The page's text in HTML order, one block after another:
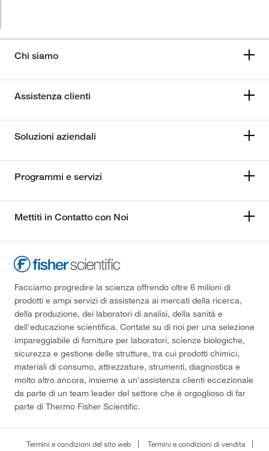
Chi siamo
Assistenza clienti
Soluzioni aziendali
Programmi e servizi
Mettiti in Contatto con Noi
Facciamo progredire la scienza offrendo oltre 6 milioni di
prodotti e ampi servizi di assistenza ai mercati della ricerca,
della produzione, dei laboratori di analisi, della sanità e
dell'educazione scientifica. Contate su di noi per una selezione
impareggiabile di forniture per laboratori, scienze biologiche,
sicurezza e gestione delle strutture, tra cui prodotti chimici,
materiali di consumo, attrezzature, strumenti, diagnostica e
molto altro ancora, insieme a un'assistenza clienti eccezionale
da parte di un team leader del settore che è orgoglioso di far
parte di Thermo Fisher Scientific.
Termini e condizioni del sito web Termini e condizioni di vendita